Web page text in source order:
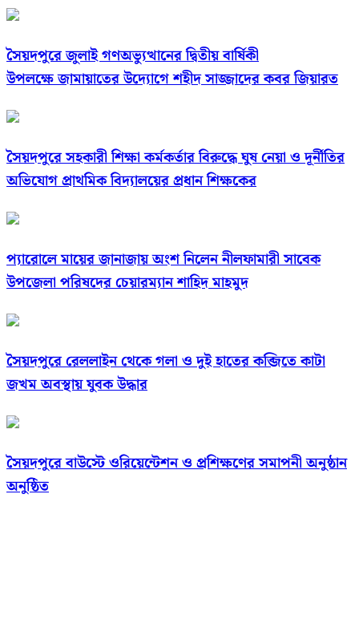
সৈয়দপুরে জুলাই গণঅভ্যুত্থানের দ্বিতীয় বার্ষিকী
উপলক্ষে জামায়াতের উদ্যোগে শহীদ সাজ্জাদের কবর জিয়ারত
সৈয়দপুরে সহকারী শিক্ষা কর্মকর্তার বিরুদ্ধে ঘুষ নেয়া ও দূর্নীতির
অভিযোগ প্রাথমিক বিদ্যালয়ের প্রধান শিক্ষকের
প্যারোলে মায়ের জানাজায় অংশ নিলেন নীলফামারী সাবেক
উপজেলা পরিষদের চেয়ারম্যান শাহিদ মাহমুদ
সৈয়দপুরে রেললাইন থেকে গলা ও দুই হাতের কব্জিতে কাটা
জখম অবস্থায় যুবক উদ্ধার
সৈয়দপুরে বাউস্টে ওরিয়েন্টেশন ও প্রশিক্ষণের সমাপনী অনুষ্ঠান
অনুষ্ঠিত